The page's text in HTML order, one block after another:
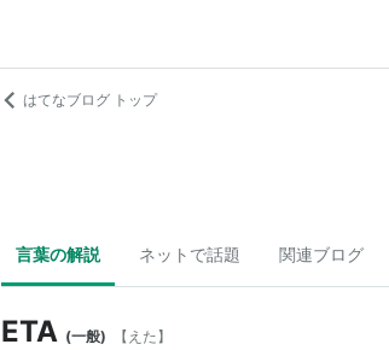
はてなブログ トップ
言葉の解説 ネットで話題 関連ブログ
ETA (一般) 【 えた】